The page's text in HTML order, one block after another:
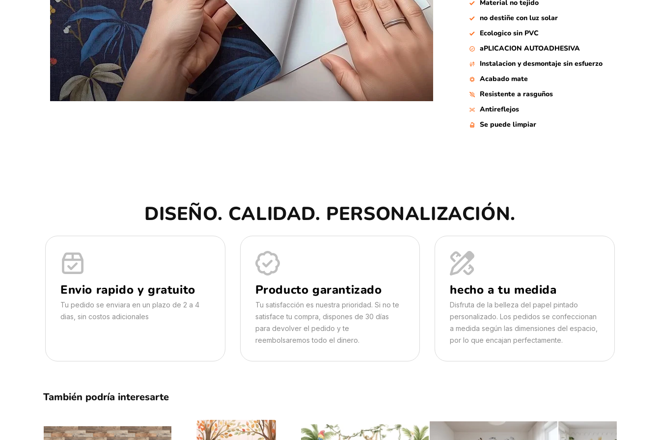
Material no tejido
no destiñe con luz solar
Ecologico sin PVC
aPLICACION AUTOADHESIVA
Instalacion y desmontaje sin esfuerzo
Acabado mate
Resistente a rasguños
Antireflejos
Se puede limpiar
DISEÑO. CALIDAD. PERSONALIZACIÓN.
Envio rapido y gratuito
Tu pedido se enviara en un plazo de 2 a 4
dias, sin costos adicionales
Producto garantizado
Tu satisfacción es nuestra prioridad. Si no te
satisface tu compra, dispones de 30 días
para devolver el pedido y te
reembolsaremos todo el dinero.
hecho a tu medida
Disfruta de la belleza del papel pintado
personalizado. Los pedidos se confeccionan
a medida según las dimensiones del espacio,
por lo que encajan perfectamente.
También podría interesarte